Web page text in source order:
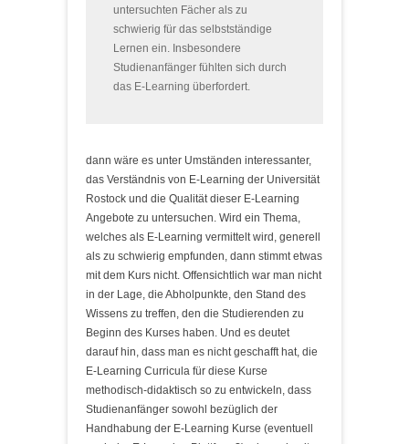
untersuchten Fächer als zu
schwierig für das selbstständige
Lernen ein. Insbesondere
Studienanfänger fühlten sich durch
das E-Learning überfordert.
dann wäre es unter Umständen interessanter,
das Verständnis von E-Learning der Universität
Rostock und die Qualität dieser E-Learning
Angebote zu untersuchen. Wird ein Thema,
welches als E-Learning vermittelt wird, generell
als zu schwierig empfunden, dann stimmt etwas
mit dem Kurs nicht. Offensichtlich war man nicht
in der Lage, die Abholpunkte, den Stand des
Wissens zu treffen, den die Studierenden zu
Beginn des Kurses haben. Und es deutet
darauf hin, dass man es nicht geschafft hat, die
E-Learning Curricula für diese Kurse
methodisch-didaktisch so zu entwickeln, dass
Studienanfänger sowohl bezüglich der
Handhabung der E-Learning Kurse (eventuell